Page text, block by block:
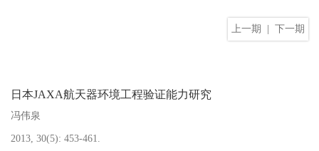
上一期 下一期
日本JAXA航天器环境工程验证能力研究
冯伟泉
2013, 30(5): 453-461.